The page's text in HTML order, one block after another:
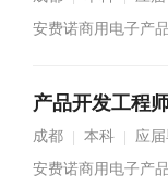
安费诺商用电子产
产品开发工程
成都 本科 应
安费诺商用电子产